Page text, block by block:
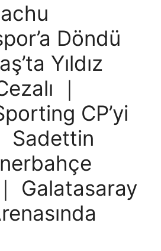
Döndü
Yıldız
｜
CP’yi
Sadettin
Galatasaray